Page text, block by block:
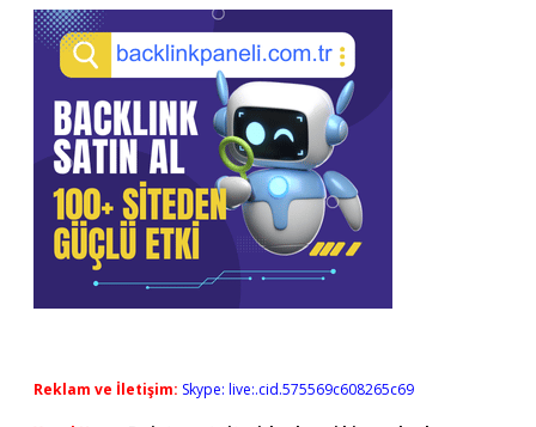
Reklam ve İletişim: Skype: live:.cid.575569c608265c69